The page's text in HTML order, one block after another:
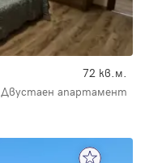
72 кв.м.
Двустаен апартамент